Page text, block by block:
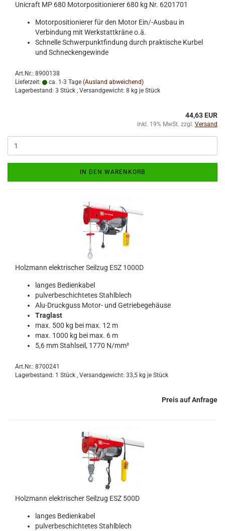
Unicraft MP 680 Motorpositionierer 680 kg Nr. 6201701
Motorpositionierer für den Motor Ein/-Ausbau in
Verbindung mit Werkstattkräne o.ä.
Schnelle Schwerpunktfindung durch praktische Kurbel
und Schneckengewinde
Art.Nr.: 8900138
Lieferzeit:
ca. 1-3 Tage (Ausland abweichend)
Lagerbestand: 3 Stück , Versandgewicht: 8 kg je Stück
44,63 EUR
inkl. 19% MwSt. zzgl. Versand
IN DEN WARENKORB
Holzmann elektrischer Seilzug ESZ 1000D
langes Bedienkabel
pulverbeschichtetes Stahlblech
Alu-Druckguss Motor- und Getriebegehäuse
Traglast
max. 500 kg bei max. 12 m
max. 1000 kg bei max. 6 m
5,6 mm Stahlseil, 1770 N/mm²
Art.Nr.: 8700241
Lagerbestand: 1 Stück , Versandgewicht: 33,5 kg je Stück
Preis auf Anfrage
Holzmann elektrischer Seilzug ESZ 500D
langes Bedienkabel
pulverbeschichtetes Stahlblech